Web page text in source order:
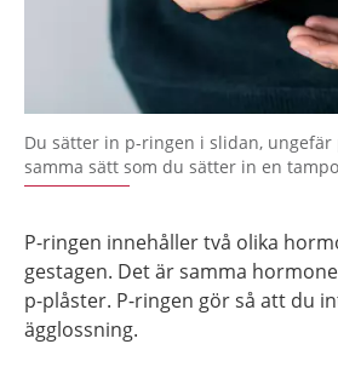
Du sätter in p-ringen i slidan, ungefär
samma sätt som du sätter in en
P-ringen innehåller två olika
gestagen. Det är samma
p-plåster. P-ringen gör så att du
ägglossning.